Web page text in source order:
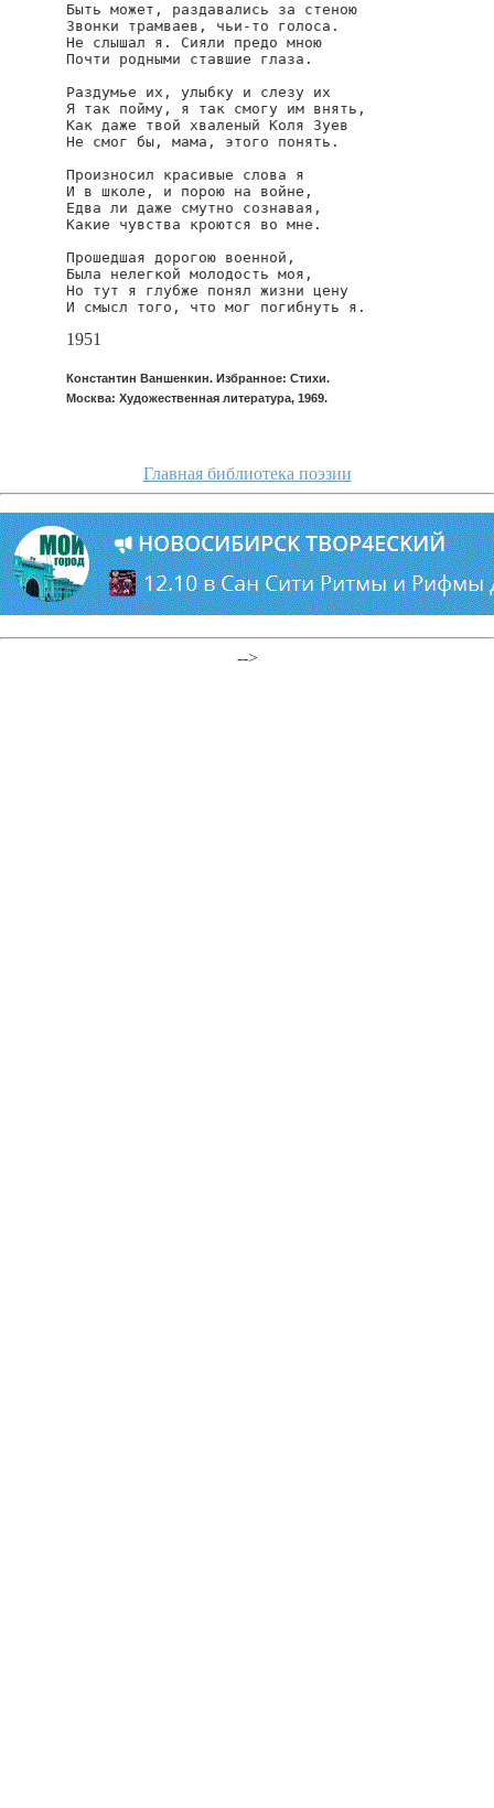
Быть может, раздавались за стеною
Звонки трамваев, чьи-то голоса.
Не слышал я. Сияли предо мною
Почти родными ставшие глаза.
Раздумье их, улыбку и слезу их
Я так пойму, я так смогу им внять,
Как даже твой хваленый Коля Зуев
Не смог бы, мама, этого понять.
Произносил красивые слова я
И в школе, и порою на войне,
Едва ли даже смутно сознавая,
Какие чувства кроются во мне.
Прошедшая дорогою военной,
Была нелегкой молодость моя,
Но тут я глубже понял жизни цену
И смысл того, что мог погибнуть я.
1951
Константин Ваншенкин. Избранное: Стихи.
Москва: Художественная литература, 1969.
Главная библиотека поэзии
-->